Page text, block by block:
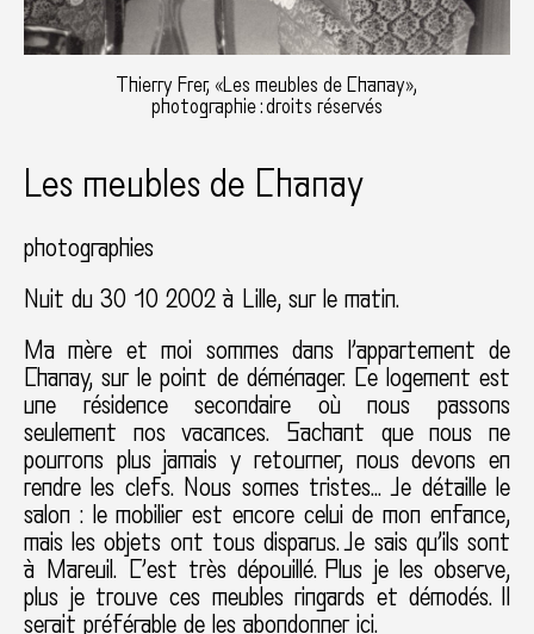
Thierry Frer, «Les meubles de Chanay»,
photographie : droits réservés
Les meubles de Chanay
photographies
Nuit du 30 10 2002 à Lille, sur le matin.
Ma mère et moi sommes dans l’appartement de
Chanay, sur le point de déménager. Ce logement est
une résidence secondaire où nous passons
seulement nos vacances. Sachant que nous ne
pourrons plus jamais y retourner, nous devons en
rendre les clefs. Nous somes tristes… Je détaille le
salon : le mobilier est encore celui de mon enfance,
mais les objets ont tous disparus. Je sais qu’ils sont
à Mareuil. C’est très dépouillé. Plus je les observe,
plus je trouve ces meubles ringards et démodés. Il
serait préférable de les abondonner ici.